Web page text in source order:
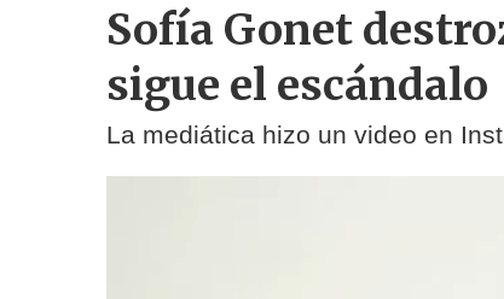
Sofía Gonet
sigue el escándalo
La mediática hizo un video en